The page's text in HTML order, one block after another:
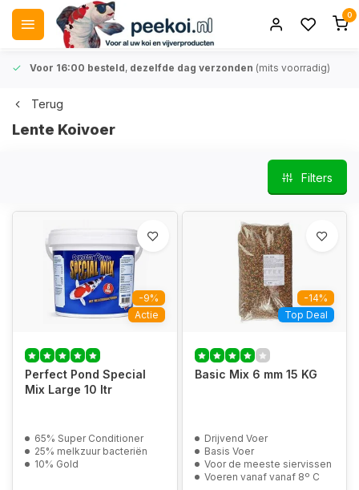
0
Voor 16:00 besteld, dezelfde dag verzonden (mits voorradig)
Terug
Lente Koivoer
Filters
-9%
Actie
Perfect Pond Special
Mix Large 10 ltr
65% Super Conditioner
25% melkzuur bacteriën
10% Gold
-14%
Top Deal
Basic Mix 6 mm 15 KG
Drijvend Voer
Basis Voer
Voor de meeste siervissen
Voeren vanaf vanaf 8º C